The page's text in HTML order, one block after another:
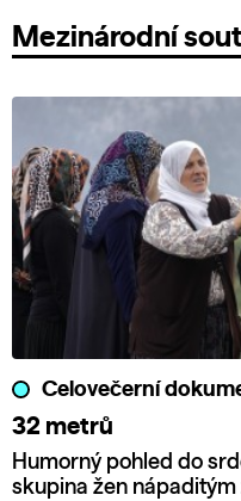
Mezinárodní
Celovečerní
32 metrů
Humorný pohled do
skupina žen